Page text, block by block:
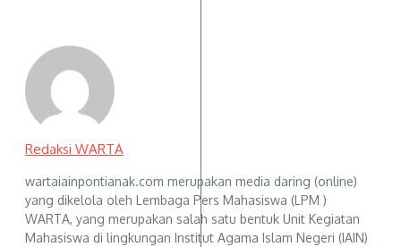
Redaksi WARTA
wartaiainpontianak.com merupakan media daring (online)
yang dikelola oleh Lembaga Pers Mahasiswa (LPM )
WARTA, yang merupakan salah satu bentuk Unit Kegiatan
Mahasiswa di lingkungan Institut Agama Islam Negeri (IAIN)